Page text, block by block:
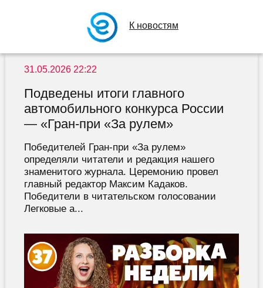
К новостям
31.05.2026 22:22
Подведены итоги главного
автомобильного конкурса России
— «Гран-при «За рулем»
Победителей Гран-при «За рулем»
определяли читатели и редакция нашего
знаменитого журнала. Церемонию провел
главный редактор Максим Кадаков.
Победители в читательском голосовании
Легковые а...